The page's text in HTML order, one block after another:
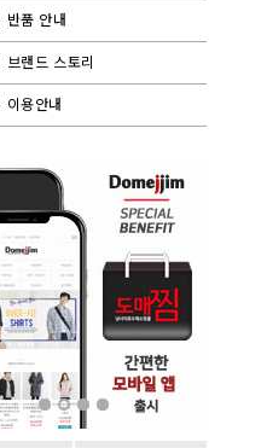
품 안내
랜드 스토리
용안내
별도)